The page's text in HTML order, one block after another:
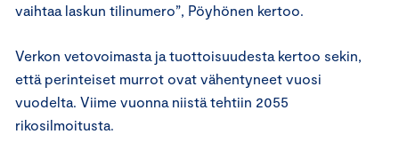
vaihtaa laskun tilinumero”, Pöyhönen kertoo.
Verkon vetovoimasta ja tuottoisuudesta kertoo sekin,
että perinteiset murrot ovat vähentyneet vuosi
vuodelta. Viime vuonna niistä tehtiin 2055
rikosilmoitusta.